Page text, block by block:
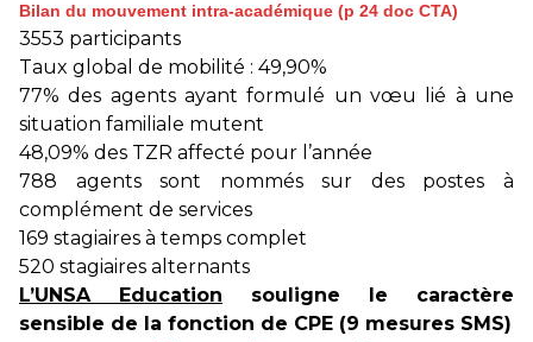
Bilan du mouvement intra-académique (p 24 doc CTA)
3553 participants
Taux global de mobilité : 49,90%
77% des agents ayant formulé un vœu lié à une
situation familiale mutent
48,09% des TZR affecté pour l’année
788 agents sont nommés sur des postes à
complément de services
169 stagiaires à temps complet
520 stagiaires alternants
L’UNSA Education souligne le caractère
sensible de la fonction de CPE (9 mesures SMS)